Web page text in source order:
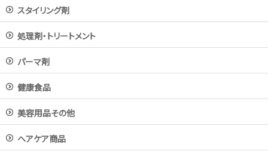
スタイリング剤
処理剤・トリートメント
パーマ剤
健康食品
美容用品その他
ヘアケア商品